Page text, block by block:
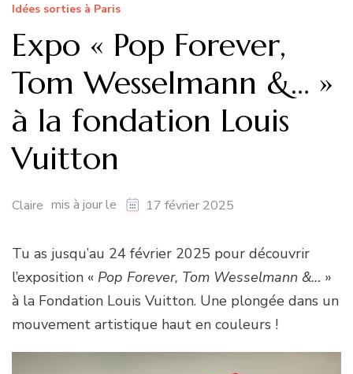
Idées sorties à Paris
Expo « Pop Forever,
Tom Wesselmann &… »
à la fondation Louis
Vuitton
Claire mis à jour le 17 février 2025
Tu as jusqu’au 24 février 2025 pour découvrir
l’exposition « Pop Forever, Tom Wesselmann &… »
à la Fondation Louis Vuitton. Une plongée dans un
mouvement artistique haut en couleurs !